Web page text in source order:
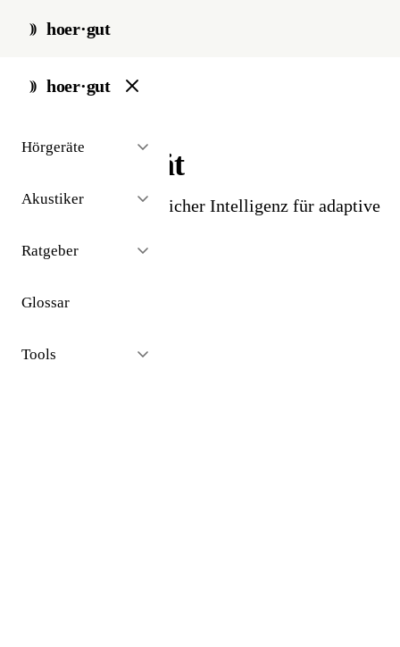
hoer·gut
hoer·gut
Hörgeräte
Akustiker
Ratgeber
Glossar
Tools
start / glossar / ki-hoergeraet
KI-Hörgerät
Hörgeräte mit künstlicher Intelligenz für adaptive